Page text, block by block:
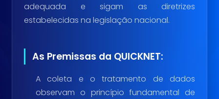
adequada e sigam as diretrizes
estabelecidas na legislação nacional.
As Premissas da QUICKNET:
A coleta e o tratamento de dados
observam o princípio fundamental de